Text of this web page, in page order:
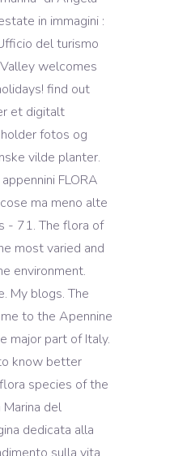
in immagini :
del turismo
welcomes
find out
et digitalt
fotos og
vilde planter.
FLORA
ma meno alte
- 71. The flora of
most varied and
environment.
My blogs. The
to the Apennine
major part of Italy.
know better
species of the
Marina del
dedicata alla